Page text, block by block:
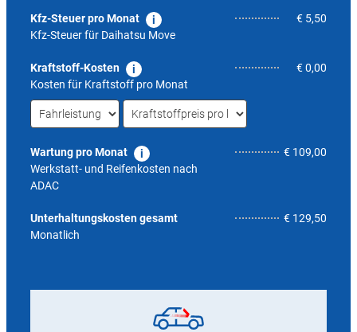
Kfz-Steuer pro Monat
Kfz-Steuer für Daihatsu Move
€ 5,50
Kraftstoff-Kosten
Kosten für Kraftstoff pro Monat
€ 0,00
Wartung pro Monat
Werkstatt- und Reifenkosten nach
ADAC
€ 109,00
Unterhaltungskosten gesamt
Monatlich
€ 129,50